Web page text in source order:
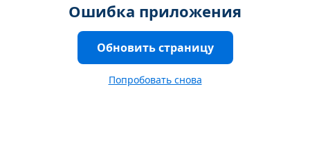
Ошибка приложения
Обновить страницу
Попробовать снова